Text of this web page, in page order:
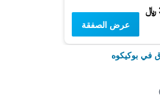
عرض الصفقة
في بوكيكوه